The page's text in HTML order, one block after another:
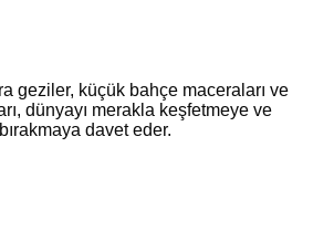
geziler, küçük bahçe maceraları ve
dünyayı merakla keşfetmeye ve
davet eder.